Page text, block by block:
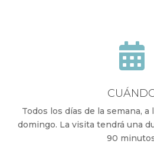

Todos los días de la semana, a
domingo. La visita tendrá una
90